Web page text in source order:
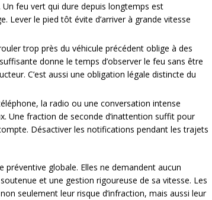
feu vert qui dure depuis longtemps est
Lever le pied tôt évite d’arriver à grande vitesse
trop près du véhicule précédent oblige à des
donne le temps d’observer le feu sans être
C’est aussi une obligation légale distincte du
la radio ou une conversation intense
Une fraction de seconde d’inattention suffit pour
Désactiver les notifications pendant les trajets
préventive globale. Elles ne demandent aucun
et une gestion rigoureuse de sa vitesse. Les
seulement leur risque d’infraction, mais aussi leur